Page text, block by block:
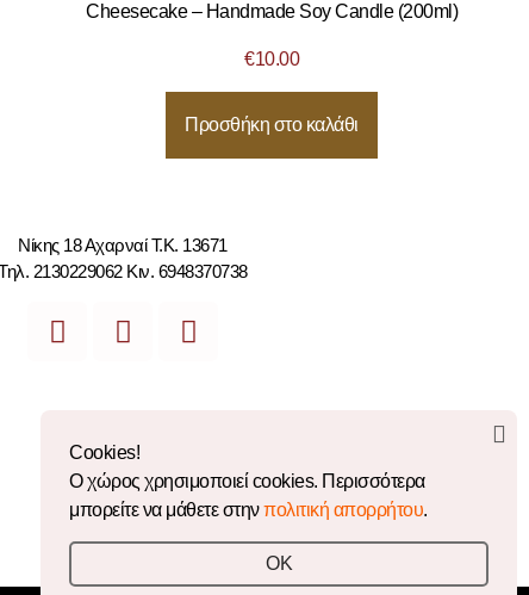
Cheesecake – Handmade Soy Candle (200ml)
€10.00
Προσθήκη στο καλάθι
Cookies!
Ο χώρος χρησιμοποιεί cookies. Περισσότερα
μπορείτε να μάθετε στηνπολιτική απορρήτου.
OK
Νίκης 18 Αχαρναί Τ.Κ. 13671
2130229062 Κιν. 6948370738